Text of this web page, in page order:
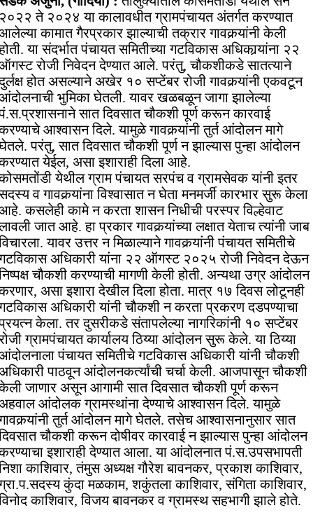
ते २०२४ या कालावधीत ग्रामपंचायत अंतर्गत करण्यात
कामात गैरप्रकार झाल्याची तक्रार गावकर्‍यांनी केली
या संदर्भात पंचायत समितीच्या गटविकास अधिकार्‍यांना २२
रोजी निवेदन देण्यात आले. परंतु, चौकशीकडे सातत्याने
होत असल्याने अखेर १० सप्टेंबर रोजी गावकर्‍यांनी एकवटून
भुमिका घेतली. यावर खळबळून जागा झालेल्या
सात दिवसात चौकशी पूर्ण करून कारवाई
आश्वासन दिले. यामुळे गावकर्‍यांनी तुर्त आंदोलन मागे
परंतु, सात दिवसात चौकशी पूर्ण न झाल्यास पुन्हा आंदोलन
येईल, असा इशाराही दिला आहे.
येथील ग्राम पंचायत सरपंच व ग्रामसेवक यांनी इतर
व गावकर्‍यांना विश्वासात न घेता मनमर्जी कारभार सुरू केला
कसलेही कामे न करता शासन निधीची परस्पर विल्हेवाट
जात आहे. हा प्रकार गावकर्‍यांच्या लक्षात येताच त्यांनी जाब
यावर उत्तर न मिळाल्याने गावकर्‍यांनी पंचायत समितीचे
अधिकारी यांना २२ ऑगस्ट २०२५ रोजी निवेदन देऊन
चौकशी करण्याची मागणी केली होती. अन्यथा उग्र आंदोलन
असा इशारा देखील दिला होता. मात्र १७ दिवस लोटूनही
अधिकारी यांनी चौकशी न करता प्रकरण दडपण्याचा
केला. तर दुसरीकडे संतापलेल्या नागरिकांनी १० सप्टेंबर
ग्रामपंचायत कार्यालय ठिय्या आंदोलन सुरू केले. या ठिय्या
पंचायत समितीचे गटविकास अधिकारी यांनी चौकशी
पाठवून आंदोलनकर्त्यांची चर्चा केली. आजपासून चौकशी
जाणार असून आगामी सात दिवसात चौकशी पूर्ण करून
आंदोलक ग्रामस्थांना देण्याचे आश्वासन दिले. यामुळे
तुर्त आंदोलन मागे घेतले. तसेच आश्वासनानुसार सात
चौकशी करून दोषीवर कारवाई न झाल्यास पुन्हा आंदोलन
इशाराही देण्यात आला. या आंदोलनात पं.स.उपसभापती
काशिवार, तंमुस अध्यक्ष गौरेश बावनकर, प्रकाश काशिवार,
कुंदा मळकाम, शकुंतला काशिवार, संगिता काशिवार,
काशिवार, विजय बावनकर व ग्रामस्थ सहभागी झाले होते.